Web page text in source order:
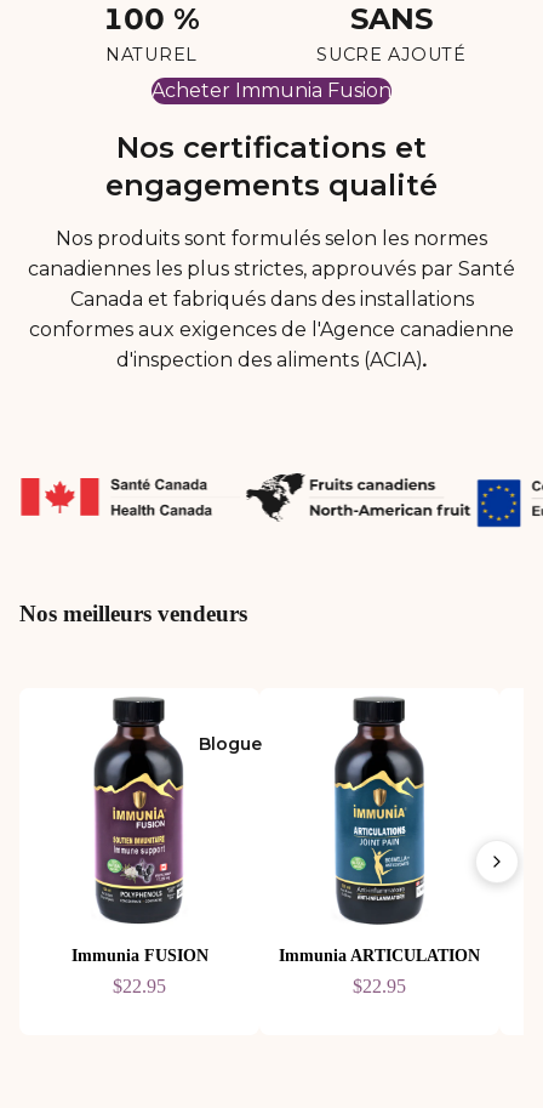
Blogue
100 %
NATUREL
SANS
SUCRE AJOUTÉ
Acheter Immunia Fusion
Nos certifications et
engagements qualité
Nos produits sont formulés selon les normes
canadiennes les plus strictes, approuvés par Santé
Canada et fabriqués dans des installations
conformes aux exigences de l'Agence canadienne
d'inspection des aliments (ACIA).
Nos meilleurs vendeurs
Immunia FUSION
$22.95
Immunia ARTICULATION
$22.95